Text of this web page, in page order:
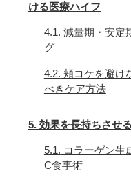
ける医療ハイフ
4.1. 減量期・安定
グ
4.2. 頬コケを避け
べきケア方法
5. 効果を長持ちさせ
5.1. コラーゲン生
C食事術